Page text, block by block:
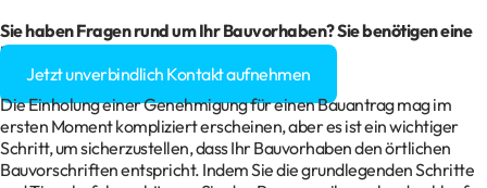
Sie haben Fragen rund um Ihr Bauvorhaben? Sie benötigen eine
Baugenehmigung?
Jetzt unverbindlich Kontakt aufnehmen
Die Einholung einer Genehmigung für einen Bauantrag mag im
ersten Moment kompliziert erscheinen, aber es ist ein wichtiger
Schritt, um sicherzustellen, dass Ihr Bauvorhaben den örtlichen
Bauvorschriften entspricht. Indem Sie die grundlegenden Schritte